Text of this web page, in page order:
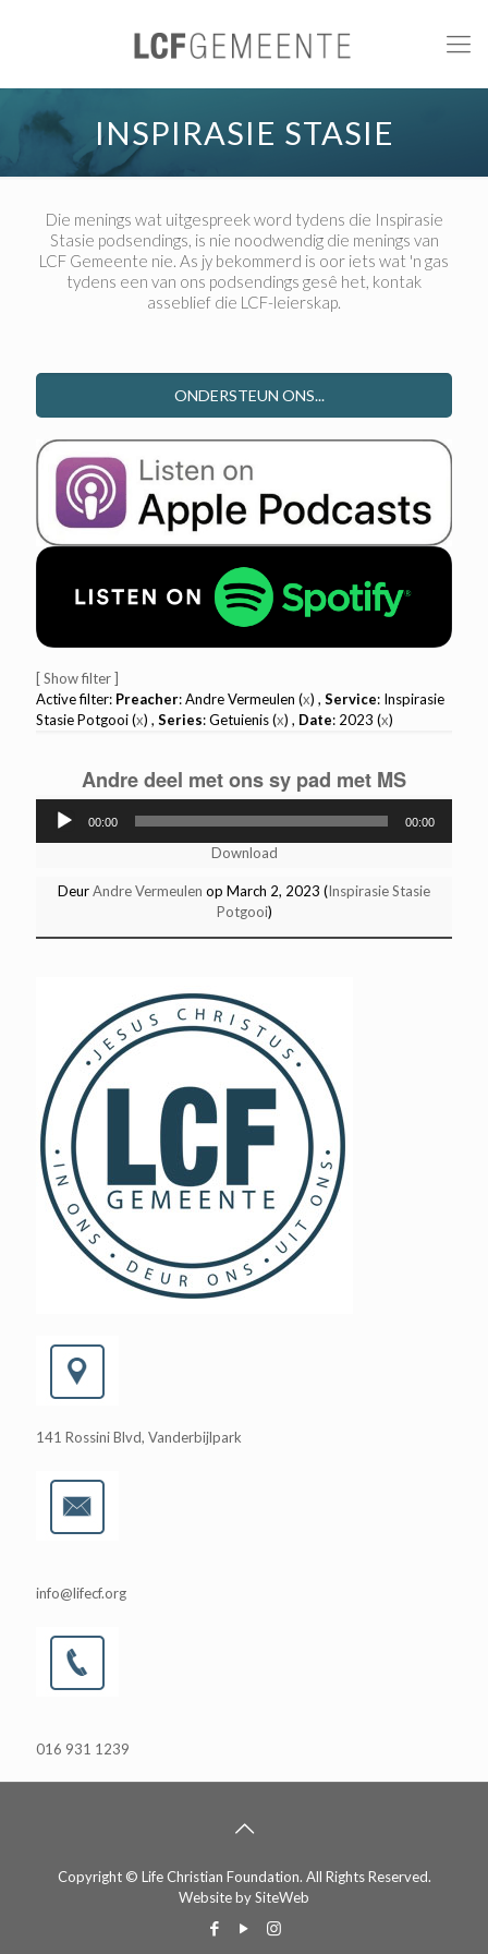
INSPIRASIE STASIE
Die menings wat uitgespreek word tydens die Inspirasie
Stasie podsendings, is nie noodwendig die menings van
LCF Gemeente nie. As jy bekommerd is oor iets wat 'n gas
tydens een van ons podsendings gesê het, kontak
asseblief die LCF-leierskap.
ONDERSTEUN ONS...
[ Show filter ]
Active filter: Preacher: Andre Vermeulen (x) , Service: Inspirasie
Stasie Potgooi (x) , Series: Getuienis (x) , Date: 2023 (x)
Andre deel met ons sy pad met MS
Player
00:00 00:00
Download
DeurAndre Vermeulen op March 2, 2023 (Inspirasie Stasie
Potgooi)
141 Rossini Blvd, Vanderbijlpark
info@lifecf.org
016 931 1239
Copyright © Life Christian Foundation. All Rights Reserved.
Website bySiteWeb